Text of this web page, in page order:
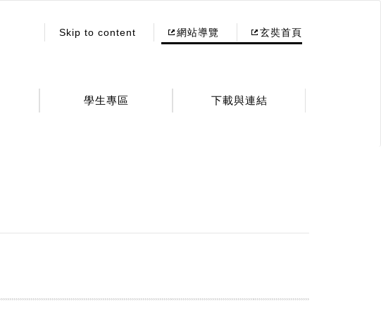
Skip to content 網站導覽 玄奘首頁
學生專區
下載與連結